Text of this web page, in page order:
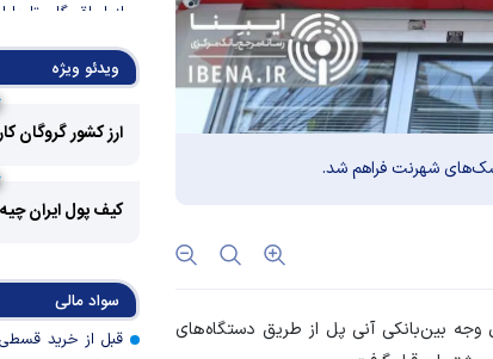
شهرنت فراهم شد.
وجه بین‌بانکی آنی پل از طریق دستگاه‌های
رالی وال‌استریت،
جهان با
پروژه‌ها در اولویت
اولویت‌های
اقتصاد جنگی
ویدئو ویژه
ارز کشور گروگان
کیف پول ایران
سواد مالی